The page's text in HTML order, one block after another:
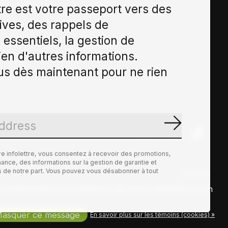
est votre passeport vers des
des rappels de
la gestion de
d'autres informations.
dès maintenant pour ne rien
infolettre, vous consentez à recevoir des promotions,
des informations sur la gestion de garantie et
notre part. Vous pouvez vous désabonner à tout
la provenance de notre clientèle et son
ce message En savoir plus sur les témoins (cookies) »